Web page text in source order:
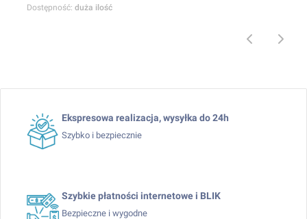
Dostępność: duża ilość
Ekspresowa realizacja, wysyłka do 24h
Szybko i bezpiecznie
Szybkie płatności internetowe i BLIK
Bezpieczne i wygodne